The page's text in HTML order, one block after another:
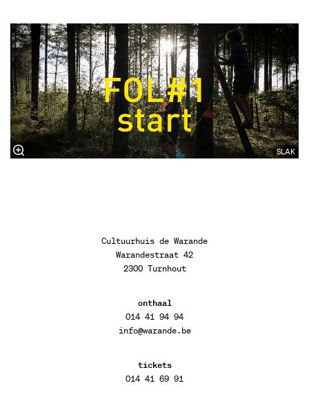
SLAK
Cultuurhuis de Warande
Warandestraat 42
2300 Turnhout
onthaal
014 41 94 94
info@warande.be
tickets
014 41 69 91